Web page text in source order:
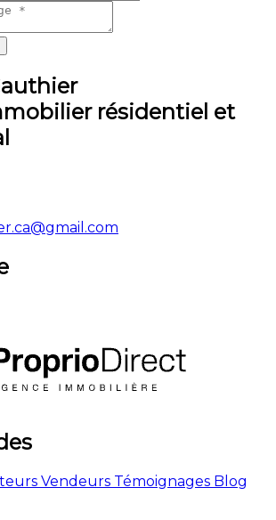
résidentiel et
Vendeurs Témoignages Blog